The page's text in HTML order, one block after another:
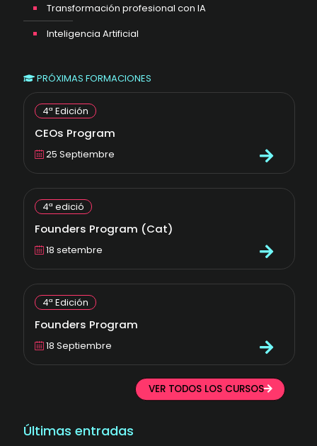
Transformación profesional con IA
Inteligencia Artificial
PRÓXIMAS FORMACIONES
4ª Edición
CEOs Program
25 Septiembre
4ª edició
Founders Program (Cat)
18 setembre
4ª Edición
Founders Program
18 Septiembre
VER TODOS LOS CURSOS
Últimas entradas